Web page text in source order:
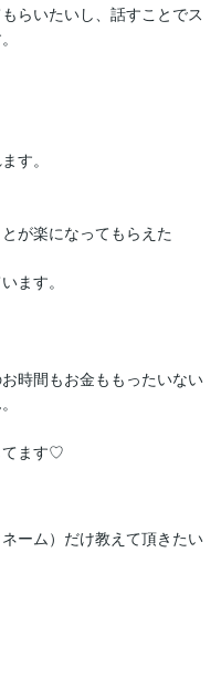
らいたいし、話すことでス
す。
が楽になってもらえた
ます。
時間もお金ももったいない
てます♡
ーム）だけ教えて頂きたい